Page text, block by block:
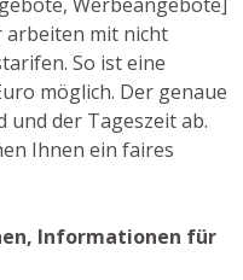
arbeiten mit nicht
So ist eine
möglich. Der genaue
und der Tageszeit ab.
Ihnen ein faires
Informationen für